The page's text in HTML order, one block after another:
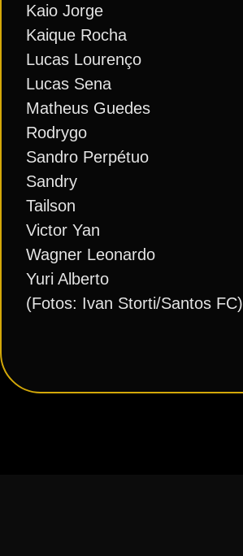
Kaio Jorge
Kaique Rocha
Lucas Lourenço
Lucas Sena
Matheus Guedes
Rodrygo
Sandro Perpétuo
Sandry
Tailson
Victor Yan
Wagner Leonardo
Yuri Alberto
(Fotos: Ivan Storti/Santos FC)